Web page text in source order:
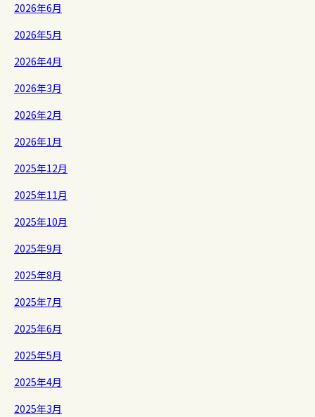
2026年6月
2026年5月
2026年4月
2026年3月
2026年2月
2026年1月
2025年12月
2025年11月
2025年10月
2025年9月
2025年8月
2025年7月
2025年6月
2025年5月
2025年4月
2025年3月